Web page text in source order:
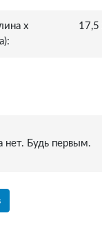
x
17,5
нет. Будь первым.